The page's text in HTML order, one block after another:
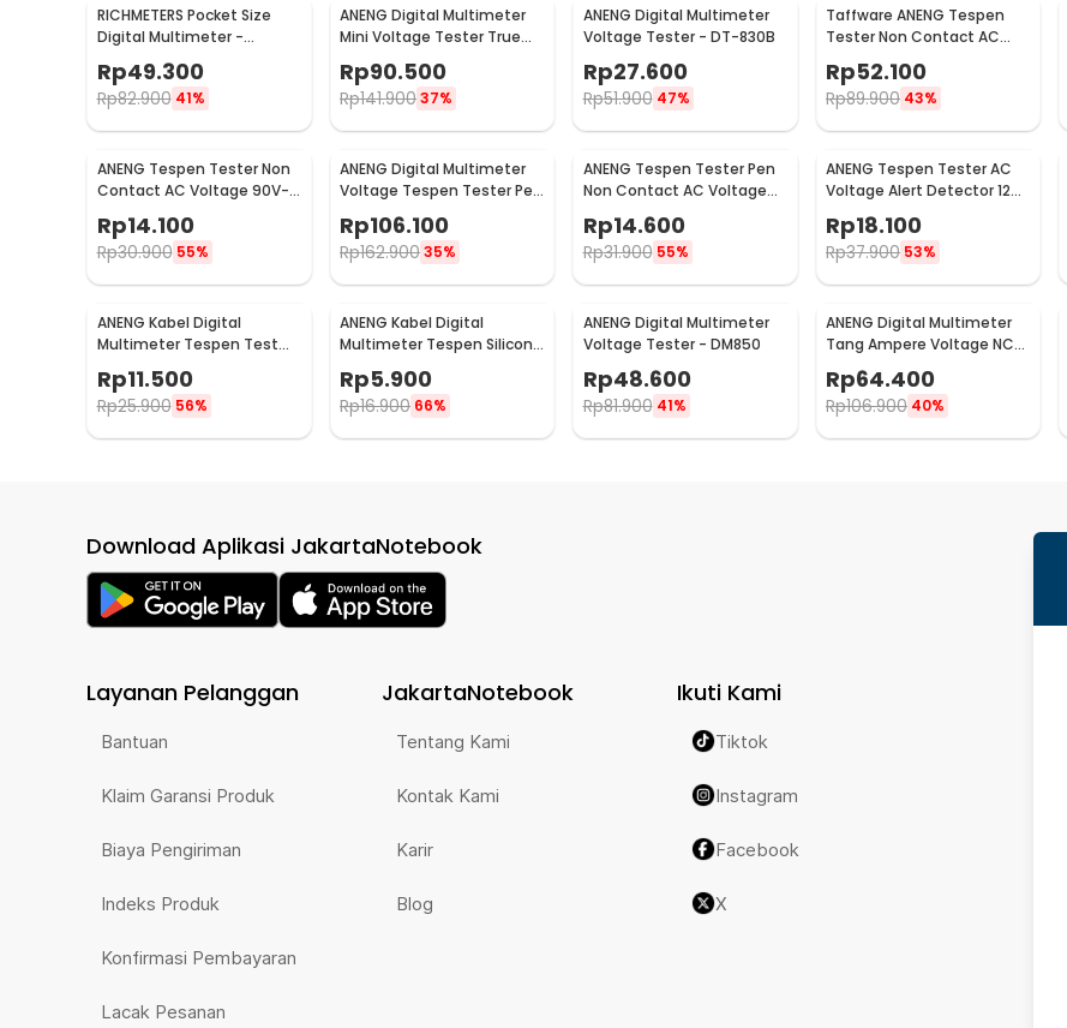
RICHMETERS Pocket Size
Digital Multimeter -
Rp49.300
Rp82.900 41%
ANENG Digital Multimeter
Mini Voltage Tester True
Rp90.500
Rp141.90037%
ANENG Digital Multimeter
Voltage Tester - DT-830B
Rp27.600
Rp51.900 47%
Taffware ANENG Tespen
Tester Non Contact AC
1000V - VC1017
Rp52.100
Rp89.900 43%
ANENG Tespen Tester Non
Contact AC Voltage 90V-
Rp14.100
Rp30.900 55%
ANENG Digital Multimeter
Voltage Tespen Tester Pen
- A3003
Rp106.100
Rp162.90035%
ANENG Tespen Tester Pen
Non Contact AC Voltage
Detector 90-1000V 1AC-D
Rp14.600
Rp31.900 55%
ANENG Tespen Tester AC
Voltage Alert Detector 12V-
1000V - VD806
Rp18.100
Rp37.900 53%
ANENG Kabel Digital
Multimeter Tespen Test
PT1002
Rp11.500
Rp25.900 56%
ANENG Kabel Digital
Multimeter Tespen Silicone
PT830
Rp5.900
Rp16.900 66%
ANENG Digital Multimeter
Voltage Tester - DM850
Rp48.600
Rp81.900 41%
ANENG Digital Multimeter
Tang Ampere Voltage NCV
Tester Clamp 600V - MT87
Rp64.400
Rp106.900 40%
Download Aplikasi JakartaNotebook
Layanan Pelanggan
Bantuan
Klaim Garansi Produk
Biaya Pengiriman
Indeks Produk
Konfirmasi Pembayaran
Lacak Pesanan
JakartaNotebook
Tentang Kami
Kontak Kami
Karir
Blog
Ikuti Kami
Tiktok
Instagram
Facebook
X